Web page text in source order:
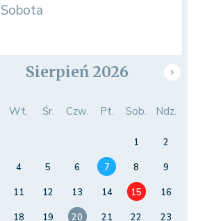
Sobota
Sierpień 2026
Wt. Śr. Czw. Pt. Sob. Ndz.
1
2
4 5 6 7 8
9
11 12 13 14 15
16
18 19 20 21 22
23